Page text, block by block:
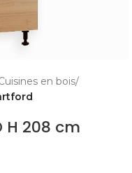
en bois
H 208 cm